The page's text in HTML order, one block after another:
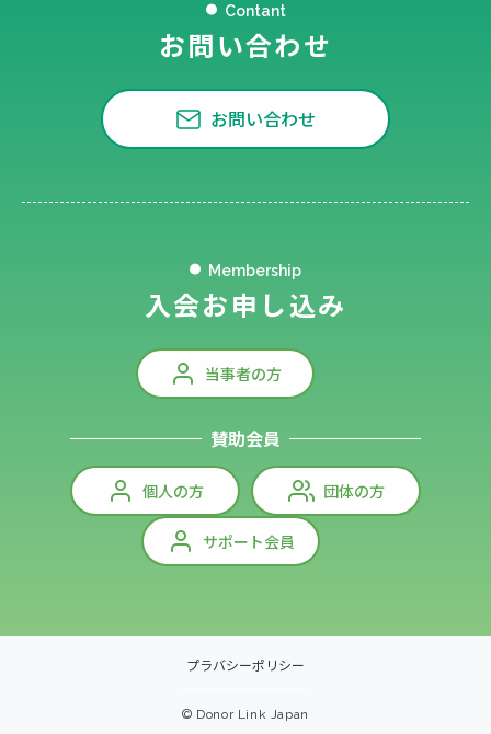
お問い合わせ
Contant
お問い合わせ
入会お申し込み
Membership
当事者の方
賛助会員
個人の方 団体の方
サポート会員
© Donor Link Japan
プラバシーポリシー